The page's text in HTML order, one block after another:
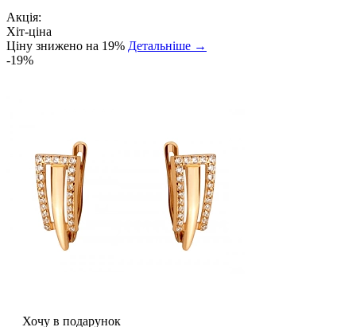
Акція:
Хіт-ціна
Ціну знижено на 19% Детальніше →
-19%
Хочу в подарунок